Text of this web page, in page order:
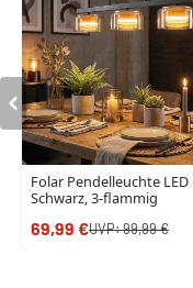
Folar Pendelleuchte LED
Schwarz, 3-flammig
69,99 €UVP:99,99 €